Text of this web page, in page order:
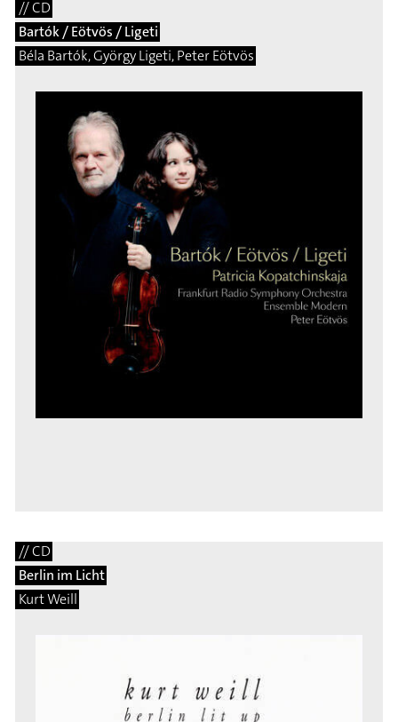
// CD
Bartók / Eötvös / Ligeti
Béla Bartók, György Ligeti, Peter Eötvös
// CD
Berlin im Licht
Kurt Weill